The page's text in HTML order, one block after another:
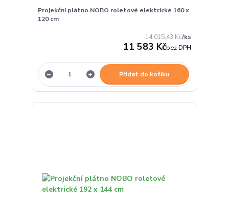
Projekční plátno NOBO roletové elektrické 160 x
120 cm
14 015,43 Kč/ks
11 583 Kčbez DPH
Přidat do košíku